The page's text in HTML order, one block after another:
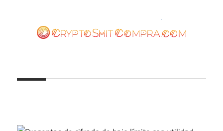
contenido